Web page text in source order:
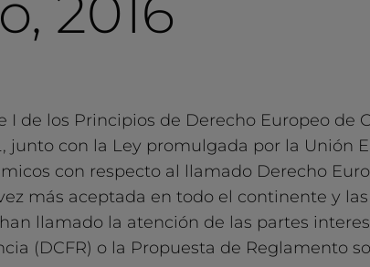
de los Principios de Derecho Europeo de
con la Ley promulgada por la Unión
con respecto al llamado Derecho
más aceptada en todo el continente y
llamado la atención de las partes
(DCFR) o la Propuesta de Reglamento